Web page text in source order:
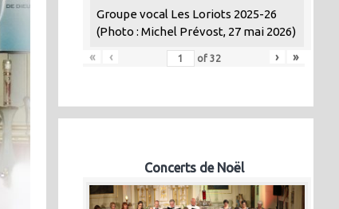
Groupe vocal Les Loriots 2025-26
(Photo : Michel Prévost, 27 mai 2026)
«
‹ of 32 › »
Concerts de Noël